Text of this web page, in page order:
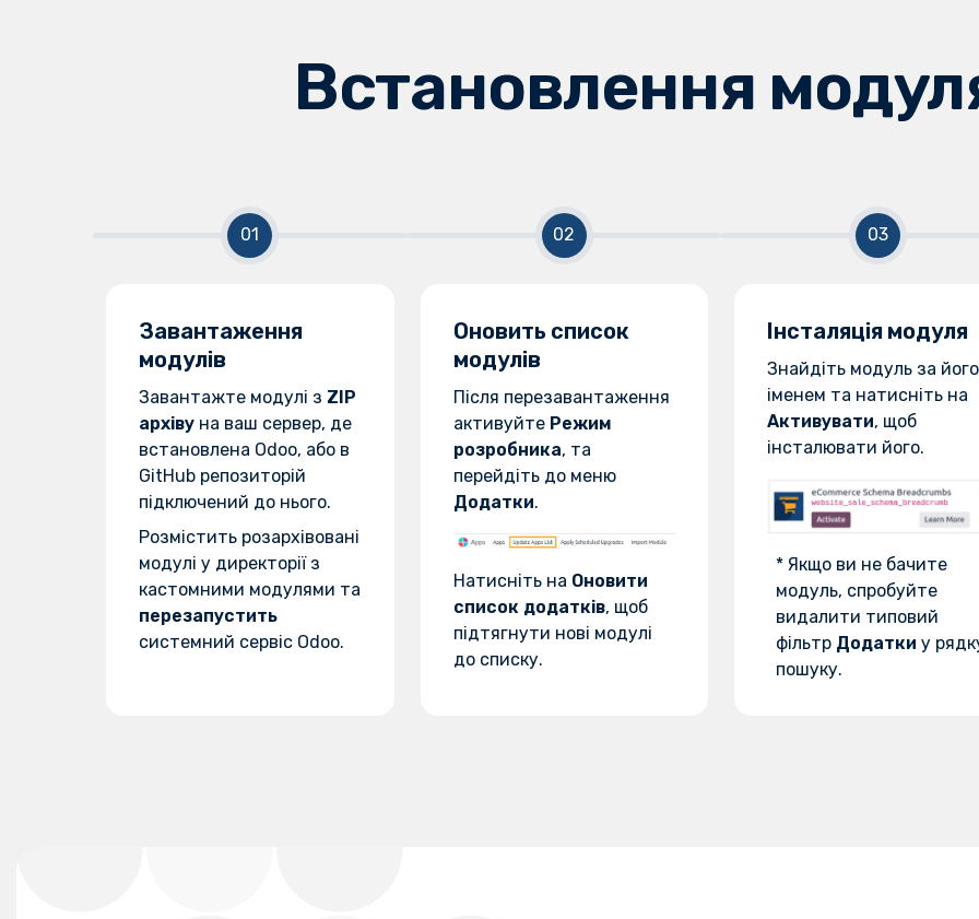
Встановлення
Завантаження
модулів
Завантажте модулі з ZIP
архіву на ваш сервер, де
встановлена Odoo, або в
GitHub репозиторій
підключений до нього.
Розмістить розархівовані
модулі у директорії з
кастомними модулями та
перезапустить
системний сервіс Odoo.
Оновить список
модулів
Після перезавантаження
активуйте Режим
розробника, та
перейдіть до меню
Додатки.
Натисніть на Оновити
список додатків, щоб
підтягнути нові модулі
до списку.
Інсталяція модуля
Знайдіть модуль за його
іменем та натисніть на
Активувати, щоб
інсталювати його.
* Якщо ви не бачите
модуль, спробуйте
видалити типовий
фільтр Додатки у
пошуку.